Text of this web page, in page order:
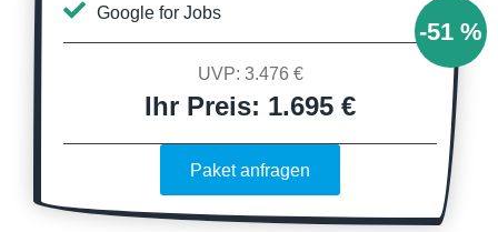
Google for Jobs
-51 %
UVP: 3.476 €
Ihr Preis: 1.695 €
Paket anfragen